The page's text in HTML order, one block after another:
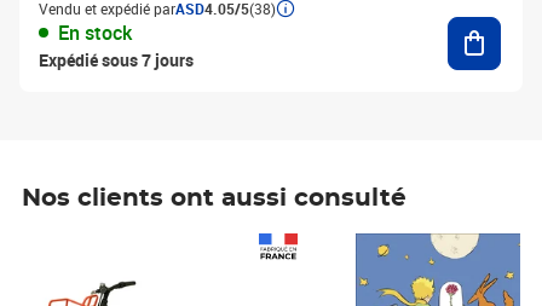
Vendu et expédié parASD4.05/5(38)
En stock
Expédié sous 7 jours
Nos clients ont aussi consulté
Prix 7,50€